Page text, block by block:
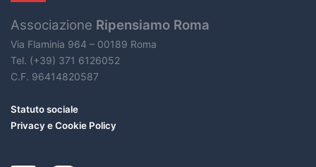
Associazione Ripensiamo Roma
Via Flaminia 964 – 00189 Roma
Tel. (+39) 371 6126052
C.F. 96414820587
Statuto sociale
Privacy e Cookie Policy